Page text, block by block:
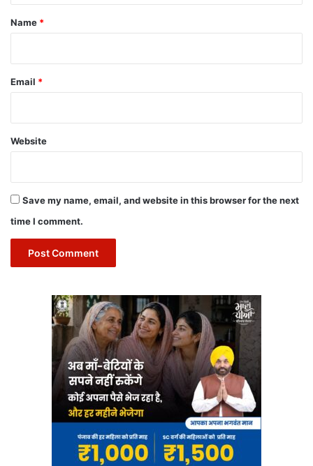
*
Name *
Email *
Website
Save my name, email, and website in this browser for the next
time I comment.